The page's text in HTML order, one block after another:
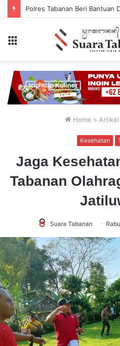
Home > Artikel
Kesehatan
Jaga
Tabanan
Suara Tabanan